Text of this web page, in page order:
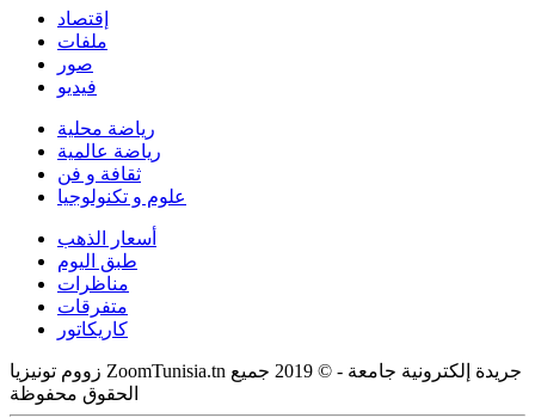
إقتصاد
ملفات
صور
فيديو
رياضة محلية
رياضة عالمية
ثقافة و فن
علوم و تكنولوجيا
أسعار الذهب
طبق اليوم
مناظرات
متفرقات
كاريكاتور
زووم تونيزيا ZoomTunisia.tn جريدة إلكترونية جامعة - © 2019 جميع
الحقوق محفوظة